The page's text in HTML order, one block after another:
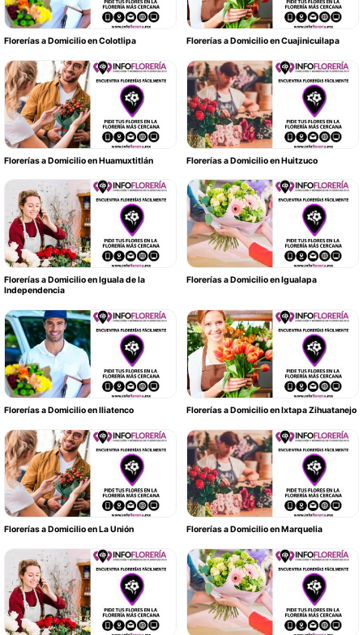
Florerías a Domicilio en Colotlipa Florerías a Domicilio en Cuajinicuilapa
Florerías a Domicilio en Huamuxtitlán Florerías a Domicilio en Huitzuco
Florerías a Domicilio en Iguala de la
Independencia
Florerías a Domicilio en Igualapa
Florerías a Domicilio en Iliatenco Florerías a Domicilio en Ixtapa Zihuatanejo
Florerías a Domicilio en La Unión Florerías a Domicilio en Marquelia